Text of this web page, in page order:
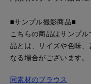
■サンプル撮影商品■
こちらの商品はサンプ
品とは、サイズや色味
なる場合がございます。
同素材のブラウス